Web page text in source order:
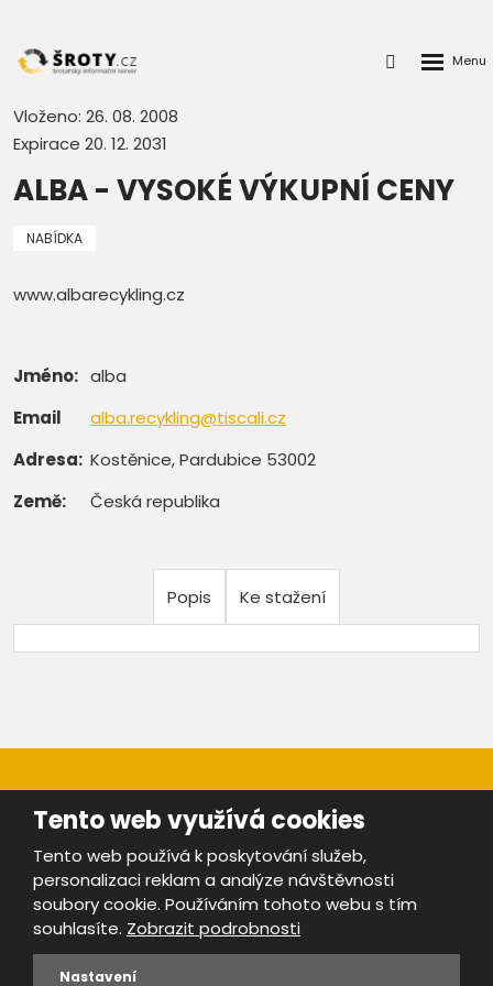
Přihlášení
Vloženo: 26. 08. 2008
Expirace 20. 12. 2031
ALBA - VYSOKÉ VÝKUPNÍ CENY
NABÍDKA
www.albarecykling.cz
Jméno: alba
Email
alba.recykling@tiscali.cz
Adresa: Kostěnice, Pardubice 53002
Země:
Česká republika
Popis Ke stažení
Provozovatel portálu ŠROTY.cz je
Mapa stránek |Bezpečnost a ochrana osobních údajů
Podmínky použití
Tento web využívá cookies
Tento web používá k poskytování služeb,
personalizaci reklam a analýze návštěvnosti
soubory cookie. Používáním tohoto webu s tím
souhlasíte. Zobrazit podrobnosti
Nastavení